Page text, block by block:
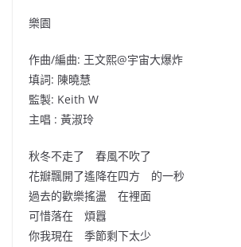
樂園
作曲/編曲: 王文熙@宇宙大爆炸
填詞: 陳曉慧
監製: Keith W
主唱 : 黃淑玲
秋冬不走了 春風不吹了
花瓣飄開了遙降在四方 的一秒
過去的歡樂搖盪 在裡面
可惜落在 煩囂
你我現在 季節剩下太少